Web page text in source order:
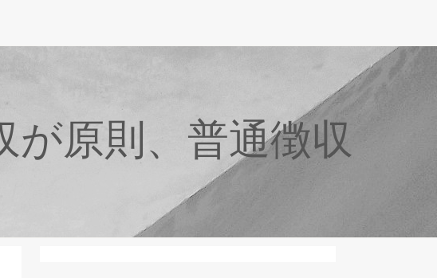
が原則、普通徴収